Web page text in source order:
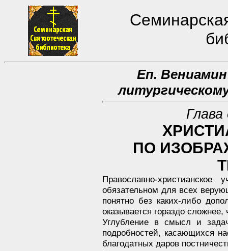
Еп.
ПО
Православно-
обязательном для всех
понятно без каких-либо
оказывается гораздо
Углубление в смысл и
подробностей, касающихся
благодатных даров